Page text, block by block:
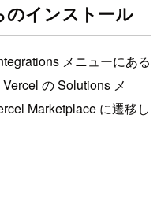
インストール
メニューにある
の Solutions メ
Marketplace に遷移し